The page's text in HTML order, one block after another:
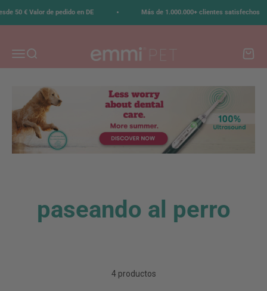
50 € Valor de pedido en DE Más de 1.000.000+ clientes satisfechos
MenúBuscar emmi-pet Carrito
paseando al perro
4 productos